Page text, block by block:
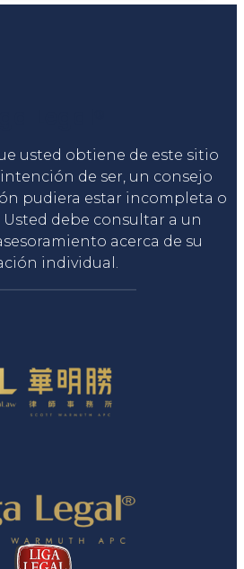
usted obtiene de este sitio
de ser, un consejo
pudiera estar incompleta o
Usted debe consultar a un
acerca de su
individual.